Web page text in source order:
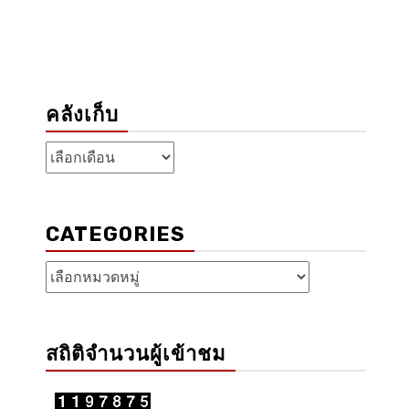
คลังเก็บ
คลัง
เก็บ
CATEGORIES
Categories
สถิติจำนวนผู้เข้าชม